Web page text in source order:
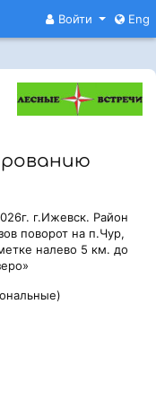
Войти Eng
г.Ижевск. Район
поворот на п.Чур,
налево 5 км. до